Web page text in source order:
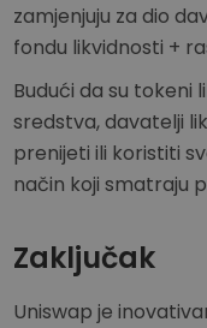
zamjenjuju za dio
fondu likvidnosti +
Budući da su tokeni
sredstva, davatelji
prenijeti ili koristiti
način koji smatraju
Zaključak
Uniswap je